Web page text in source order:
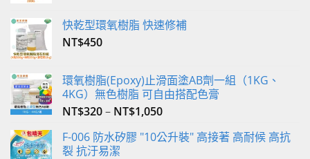
快乾型環氧樹脂 快速修補
NT$450
環氧樹脂(Epoxy)止滑面塗AB劑一組（1KG、
4KG）無色樹脂 可自由搭配色膏
NT$320– NT$1,050
F-006 防水矽膠 "10公升裝" 高接著 高耐候 高抗
裂 抗汙易潔